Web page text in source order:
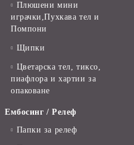
Плюшени мини
играчки,Пухкава тел и
Помпони
Щипки
Цветарска тел, тиксо,
пиафлора и хартии за
опаковане
Ембосинг / Релеф
Папки за релеф